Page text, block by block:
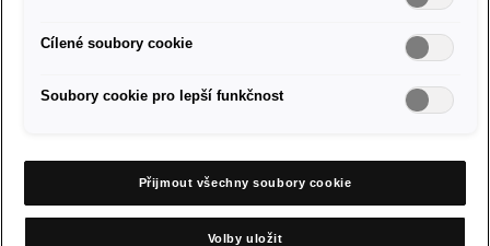
Aerodynamika
tím menší má aerodynamický odpor vzduchu, což má vliv na
dlouhodobou hospodárnost.
Cílené soubory cookie
Soubory cookie pro lepší funkčnost
Přijmout všechny soubory cookie
Volby uložit